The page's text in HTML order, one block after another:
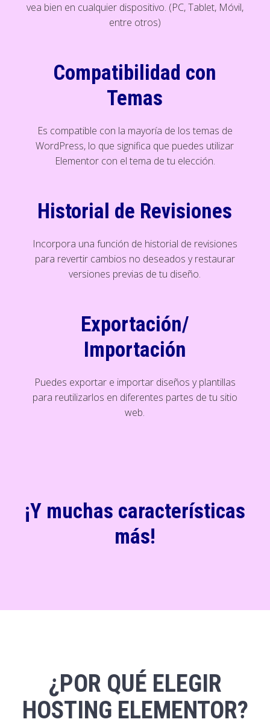
vea bien en cualquier dispositivo. (PC, Tablet, Móvil,
entre otros)
Compatibilidad con
Temas
Es compatible con la mayoría de los temas de
WordPress, lo que significa que puedes utilizar
Elementor con el tema de tu elección.
Historial de Revisiones
Incorpora una función de historial de revisiones
para revertir cambios no deseados y restaurar
versiones previas de tu diseño.
Exportación/
Importación
Puedes exportar e importar diseños y plantillas
para reutilizarlos en diferentes partes de tu sitio
web.
¡Y muchas características
más!
¿POR QUÉ ELEGIR
HOSTING ELEMENTOR?